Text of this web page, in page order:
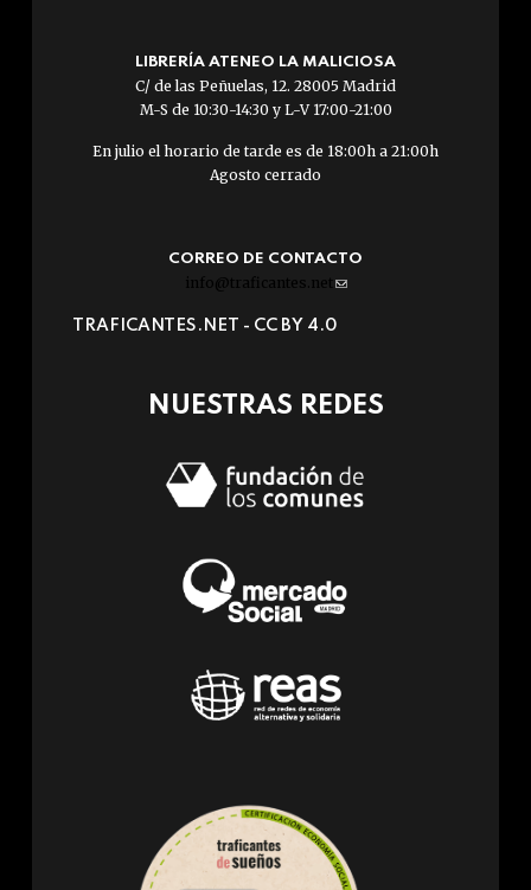
LIBRERÍA ATENEO LA MALICIOSA
C/ de las Peñuelas, 12. 28005 Madrid
M-S de 10:30-14:30 y L-V 17:00-21:00
En julio el horario de tarde es de 18:00h a 21:00h
Agosto cerrado
CORREO DE CONTACTO
info@traficantes.net (link
e-
TRAFICANTES.NET - CC BY 4.0
NUESTRAS REDES